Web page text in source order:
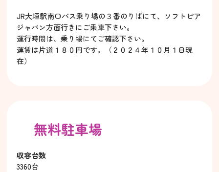
JR大垣駅南口バス乗り場の３番のりばにて、ソフトピア
ジャパン方面行きにご乗車下さい。
運行時間は、乗り場にてご確認下さい。
運賃は片道１８０円です。（２０２４年１０月１日現
在）
無料駐車場
収容台数
3360台